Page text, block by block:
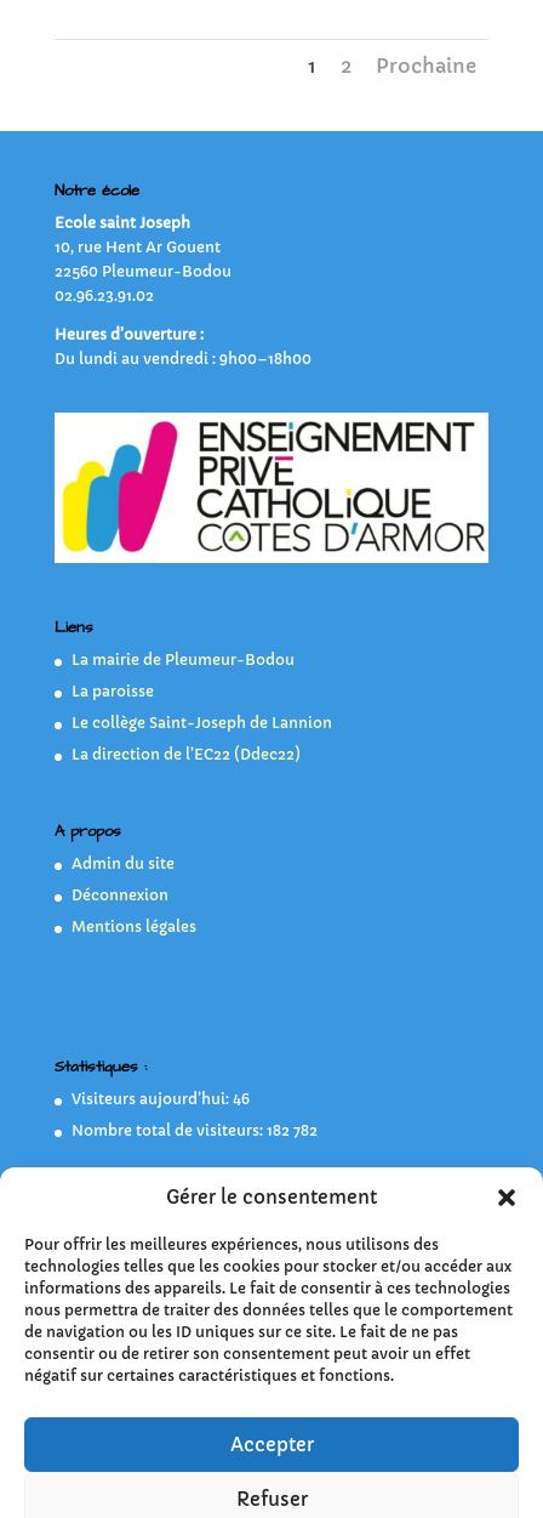
Gérer le consentement
Pour offrir les meilleures expériences, nous utilisons des
technologies telles que les cookies pour stocker et/ou accéder aux
informations des appareils. Le fait de consentir à ces technologies
nous permettra de traiter des données telles que le comportement
de navigation ou les ID uniques sur ce site. Le fait de ne pas
consentir ou de retirer son consentement peut avoir un effet
négatif sur certaines caractéristiques et fonctions.
Accepter
Refuser
1 2 Prochaine
Notre école
Ecole saint Joseph
10, rue Hent Ar Gouent
22560 Pleumeur-Bodou
02.96.23.91.02
Heures d’ouverture :
Du lundi au vendredi : 9h00–18h00
Liens
La mairie de Pleumeur-Bodou
La paroisse
Le collège Saint-Joseph de Lannion
La direction de l’EC22 (Ddec22)
A propos
Admin du site
Déconnexion
Mentions légales
Statistiques :
Visiteurs aujourd’hui: 46
Nombre total de visiteurs: 182 782